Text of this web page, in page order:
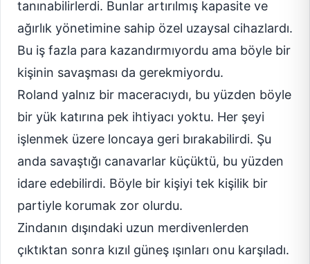
tanınabilirlerdi. Bunlar artırılmış kapasite ve
ağırlık yönetimine sahip özel uzaysal cihazlardı.
Bu iş fazla para kazandırmıyordu ama böyle bir
kişinin savaşması da gerekmiyordu.
Roland yalnız bir maceracıydı, bu yüzden böyle
bir yük katırına pek ihtiyacı yoktu. Her şeyi
işlenmek üzere loncaya geri bırakabilirdi. Şu
anda savaştığı canavarlar küçüktü, bu yüzden
idare edebilirdi. Böyle bir kişiyi tek kişilik bir
partiyle korumak zor olurdu.
Zindanın dışındaki uzun merdivenlerden
çıktıktan sonra kızıl güneş ışınları onu karşıladı.